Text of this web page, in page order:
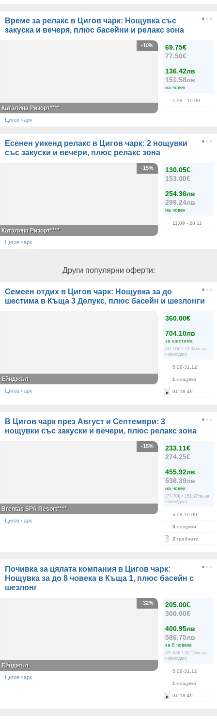
Време за релакс в Цигов чарк: Нощувка със
закуска и вечеря, плюс басейни и релакс зона
69.75€
77.50€
136.42лв
151.58лв
на човек
1.08 - 10.09
-10%
Каталина Ризорт****
Цигов чарк
Есенен уикенд релакс в Цигов чарк: 2 нощувки
със закуски и вечери, плюс релакс зона
130.05€
153.00€
254.36лв
299.24лв
на човек
11.09 - 28.11
-15%
Каталина Ризорт****
Цигов чарк
Други популярни оферти:
Семеен отдих в Цигов чарк: Нощувка за до
шестима в Къща 3 Делукс, плюс басейн и шезлонги
360.00€
704.10лв
за шестима
(37.50€ / 73.34лв на
човек/ден)
5.08-31.12
1 нощувка
01 :18:49
Ейнджъл
Цигов чарк
В Цигов чарк през Август и Септември: 3
нощувки със закуски и вечери, плюс релакс зона
233.11€
274.25€
455.92лв
536.39лв
на човек
(77.70€ / 151.97лв на
човек/ден)
6.08-10.09
3 нощувки
2 грабнати
-15%
Brentas SPA Resort****
Цигов чарк
Почивка за цялата компания в Цигов чарк:
Нощувка за до 8 човека в Къща 1, плюс басейн с
шезлонг
205.00€
300.00€
400.95лв
586.75лв
за 8 човека
(25.63€ / 50.13лв на
човек/ден)
5.08-31.12
1 нощувка
01 :18:49
-32%
Ейнджъл
Цигов чарк